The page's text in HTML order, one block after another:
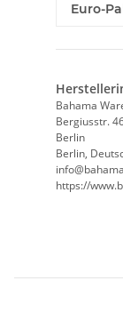
Euro-
Bahama
Bergiusstr.
Berlin
Berlin,
https://